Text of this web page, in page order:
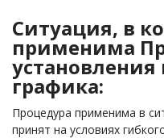
Ситуация, в
применима
графика:
Процедура применима в
принят на условиях